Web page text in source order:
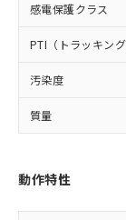
感電保護クラス
PTI（トラッキング
汚染度
質量
動作特性
在
事
あ
品
部品在
月が前
「ｅ」
準値以
「10」
質が外
及ぼさ
「－」
当
該